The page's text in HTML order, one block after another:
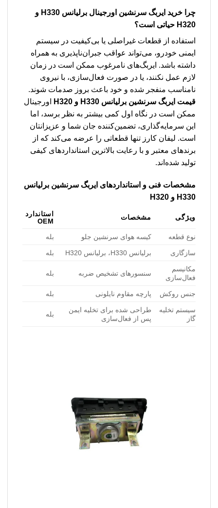
چرا خرید ایربگ سرنشین اورجینال برلیانس H330 و
H320 حیاتی است؟
استفاده از قطعات غیراصلی یا بی‌کیفیت در سیستم
ایمنی خودرو، می‌تواند عواقب جبران‌ناپذیری به همراه
داشته باشد. ایربگ‌های نامرغوب ممکن است در زمان
لازم عمل نکنند، یا در صورت فعال‌سازی، با نیروی
نامناسب منفجر شده و خود باعث بروز صدمات شوند.
قیمت ایربگ سرنشین برلیانس H330 و H320
اورجینال
ممکن است در نگاه اول کمی بیشتر به نظر برسد، اما
این سرمایه‌گذاری، تضمین‌کننده جان شما و عزیزانتان
است. لیفان کارز تنها قطعاتی را عرضه می‌کند که از
برندهای معتبر و با رعایت بالاترین استانداردهای کیفی
تولید شده‌اند.
مشخصات فنی و استانداردهای ایربگ سرنشین برلیانس
H330 و H320
ویژگی مشخصات
استاندارد
OEM
نوع قطعه
کیسه هوای سرنشین جلو بله
سازگاری برلیانس H330، برلیانس H320 بله
مکانیسم
فعال‌سازی
سنسورهای تشخیص ضربه بله
جنس روکش پارچه مقاوم نایلونی بله
سیستم تخلیه
گاز
طراحی شده برای تخلیه ایمن
پس از فعال‌سازی
بله